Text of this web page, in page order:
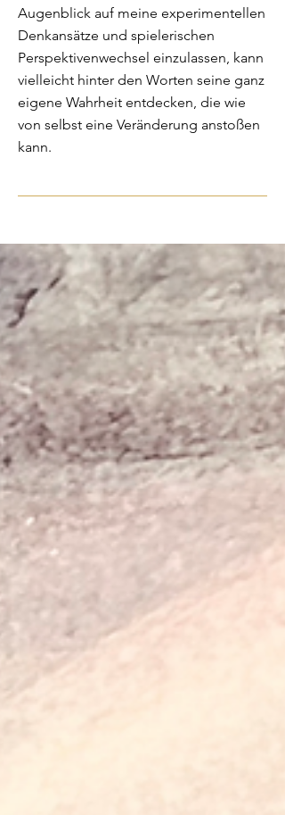
Augenblick auf meine experimentellen
Denkansätze und spielerischen
Perspektivenwechsel einzulassen, kann
vielleicht hinter den Worten seine ganz
eigene Wahrheit entdecken, die wie
von selbst eine Veränderung anstoßen
kann.